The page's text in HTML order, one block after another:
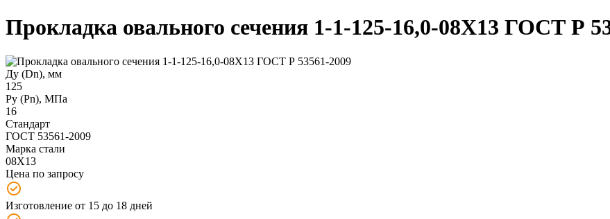
Прокладка овального сечения 1-1-125-16,0-08Х13 ГОСТ Р
Ду (Dn), мм
125
Ру (Рn), МПа
16
Стандарт
ГОСТ 53561-2009
Марка стали
08Х13
Цена по запросу
Изготовление от 15 до 18 дней